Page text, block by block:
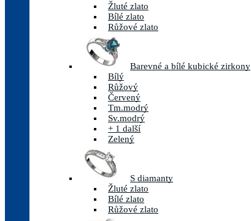
Žluté zlato
Bílé zlato
Růžové zlato
Barevné a bílé kubické zirkony
Bílý
Růžový
Červený
Tm.modrý
Sv.modrý
+ 1 další
Zelený
S diamanty
Žluté zlato
Bílé zlato
Růžové zlato